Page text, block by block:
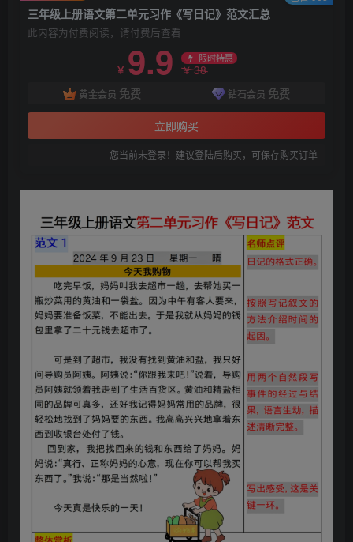
三年级上册语文第二单元习作《写日记》范文汇总
此内容为付费阅读，请付费后查看
￥ 9.9 限时特惠
￥38
黄金会员 免费 钻石会员 免费
立即购买
您当前未登录！建议登陆后购买，可保存购买订单